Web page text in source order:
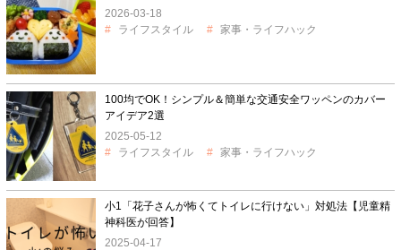
2026-03-18
ライフスタイル
家事・ライフハック
100均でOK！シンプル＆簡単な交通安全ワッペンのカバー
アイデア2選
2025-05-12
ライフスタイル
家事・ライフハック
小1「花子さんが怖くてトイレに行けない」対処法【児童精
神科医が回答】
2025-04-17